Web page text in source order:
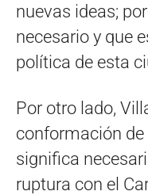
nuevas ideas;
necesario y que
política de esta
Por otro lado,
conformación
significa
ruptura con el